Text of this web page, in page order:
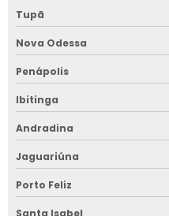
Tupã
Nova Odessa
Penápolis
Ibitinga
Andradina
Jaguariúna
Porto Feliz
Santa Isabel